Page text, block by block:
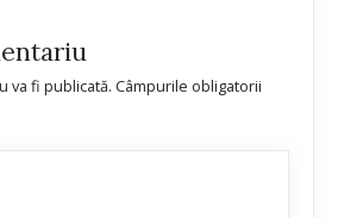
va fi publicată. Câmpurile obligatorii